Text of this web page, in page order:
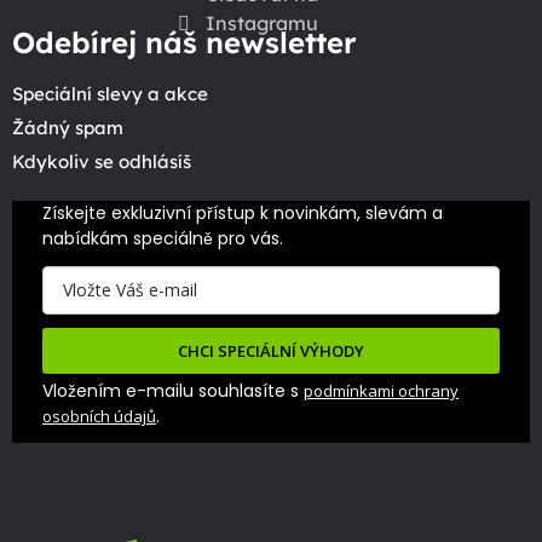
Instagramu
Odebírej náš newsletter
Speciální slevy a akce
Žádný spam
Kdykoliv se odhlásíš
Získejte exkluzivní přístup k novinkám, slevám a
nabídkám speciálně pro vás.
CHCI SPECIÁLNÍ VÝHODY
Vložením e-mailu souhlasíte s podmínkami ochrany
osobních údajů.